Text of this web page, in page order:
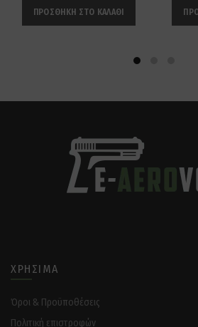
ΠΡΟΣΘΉΚΗ ΣΤΟ ΚΑΛΆΘΙ
ΧΡΉΣΙΜΑ
Όροι & Προϋποθέσεις
Πολιτική επιστροφών